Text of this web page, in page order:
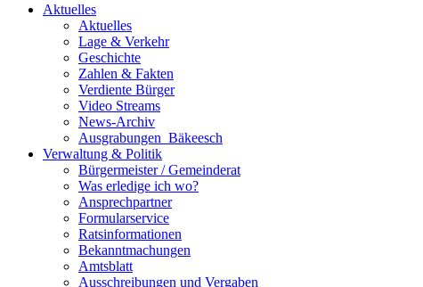
Aktuelles
Aktuelles
Lage & Verkehr
Geschichte
Zahlen & Fakten
Verdiente Bürger
Video Streams
News-Archiv
Ausgrabungen_Bäkeesch
Verwaltung & Politik
Bürgermeister / Gemeinderat
Was erledige ich wo?
Ansprechpartner
Formularservice
Ratsinformationen
Bekanntmachungen
Amtsblatt
Ausschreibungen und Vergaben